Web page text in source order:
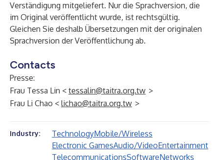
Verständigung mitgeliefert. Nur die Sprachversion, die
im Original veröffentlicht wurde, ist rechtsgültig.
Gleichen Sie deshalb Übersetzungen mit der originalen
Sprachversion der Veröffentlichung ab.
Contacts
Presse:
Frau Tessa Lin < tessalin@taitra.org.tw >
Frau Li Chao < lichao@taitra.org.tw >
Industry: TechnologyMobile/Wireless
Electronic GamesAudio/VideoEntertainment
TelecommunicationsSoftwareNetworks